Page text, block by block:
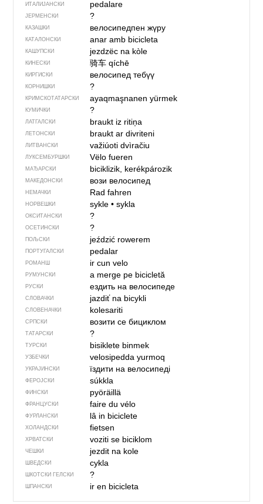
ИТАЛИЈАНСКИ pedalare
ЈЕРМЕНСКИ ?
КАЗАШКИ велосипедпен жүру
КАТАЛОНСКИ anar amb bicicleta
КАШУПСКИ jezdzëc na kòle
КИНЕСКИ 骑车qíchē
КИРГИСКИ велосипед тебүү
КОРНИШКИ ?
КРИМСКОТАТАРСКИ ayaqmaşnanen yürmek
КУМИЧКИ ?
ЛАТГАЛСКИ braukt iz ritiņa
ЛЕТОНСКИ braukt ar divriteni
ЛИТВАНСКИ važiúoti dvìračiu
ЛУКСЕМБУРШКИ Vëlo fueren
МАЂАРСКИ biciklizik, kerékpározik
МАКЕДОНСКИ вози велосипед
НЕМАЧКИ Rad fahren
НОРВЕШКИ sykle• sykla
ОКСИТАНСКИ ?
ОСЕТИНСКИ ?
ПОЉСКИ jeździć rowerem
ПОРТУГАЛСКИ pedalar
РОМАНШ ir cun velo
РУМУНСКИ a merge pe bicicletă
РУСКИ ездить на велосипеде
СЛОВАЧКИ jazdiť na bicykli
СЛОВЕНАЧКИ kolesariti
СРПСКИ возити се бициклом
ТАТАРСКИ ?
ТУРСКИ bisiklete binmek
УЗБЕЧКИ velosipedda yurmoq
УКРАЈИНСКИ їздити на велосипеді
ФЕРОЈСКИ súkkla
ФИНСКИ pyöräillä
ФРАНЦУСКИ faire du vélo
ФУРЛАНСКИ lâ in biciclete
ХОЛАНДСКИ fietsen
ХРВАТСКИ voziti se biciklom
ЧЕШКИ jezdit na kole
ШВЕДСКИ cykla
ШКОТСКИ ГЕЛСКИ ?
ШПАНСКИ ir en bicicleta